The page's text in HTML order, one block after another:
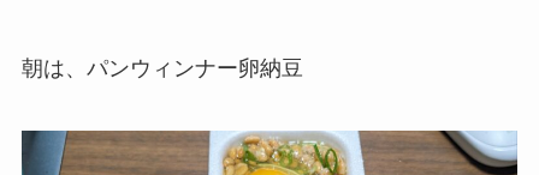
朝は、パンウィンナー卵納豆